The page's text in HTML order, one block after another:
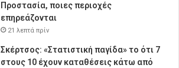
Προστασία, ποιες περιοχές
επηρεάζονται
21 λεπτά πρίν
Σκέρτσος: «Στατιστική παγίδα» το ότι 7
στους 10 έχουν καταθέσεις κάτω από